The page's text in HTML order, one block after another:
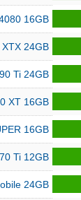
16GB
24GB
Ti 24GB
XT 16GB
16GB
Ti 12GB
24GB